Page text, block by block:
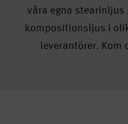
våra egna
kompositionsljus i
leverantörer. Kom